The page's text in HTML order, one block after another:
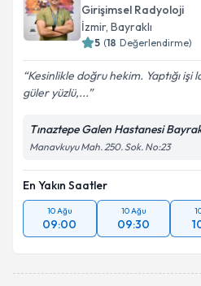
Girişimsel Radyoloji
İzmir, Bayraklı
5 (18 Değerlendirme)
Kesinlikle doğru hekim. Yaptığı işi
güler yüzlü,...
Tınaztepe Galen Hastanesi
Manavkuyu Mah. 250. Sok. No:23
En Yakın Saatler
10 Ağu
09:00
10 Ağu
09:30